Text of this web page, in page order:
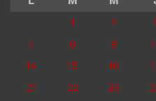
1
2
7
8 9
14
15 16
21
22 23